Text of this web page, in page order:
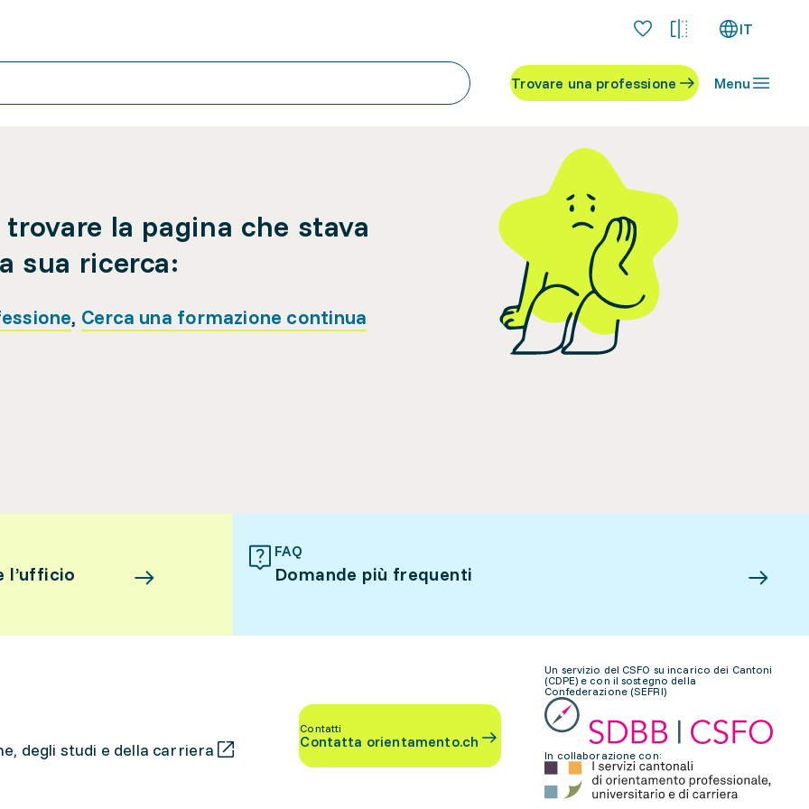
IT
Trovare una professione Menu
la pagina che stava
sua ricerca:
, Cerca una formazione continua
l’ufficio
FAQ
Domande più frequenti
degli studi e della carriera
Contatti
Contatta orientamento.ch
Un servizio del CSFO su incarico dei Cantoni
(CDPE) e con il sostegno della
Confederazione (SEFRI)
In collaborazione con: